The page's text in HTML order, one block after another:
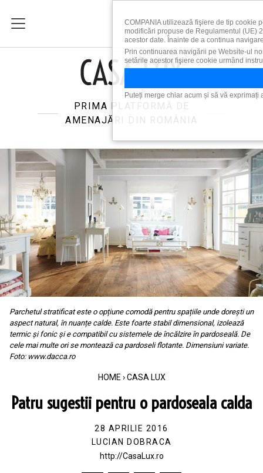
PRIMA PLATFORMĂ DE
AMENAJĂRI DIN ROMÂNIA
Parchetul stratificat este o opțiune comodă pentru spațiile unde dorești un
aspect natural, în nuanțe calde. Este foarte stabil dimensional, izolează
termic și fonic și e compatibil cu sistemele de încălzire în pardoseală. De
cele mai multe ori se montează ca pardoseli flotante. Dimensiuni variate.
Foto: www.dacca.ro
HOME › CASA LUX
Patru sugestii pentru o pardoseala calda
28 APRILIE 2016
LUCIAN DOBRACA
http://CasaLux.ro
COMPANIA utilizează fişiere de tip cookie
modificări propuse de Regulamentul (UE)
acestor date. Înainte de a continua
Prin continuarea navigării pe Website-ul
setările acestor fişiere cookie urmând
Puteți merge chiar acum și să vă